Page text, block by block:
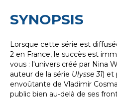
SYNOPSIS
Lorsque cette série est
2 en France, le succès est
vous : l'univers créé par Nina
auteur de la série Ulysse 31) et
envoûtante de Vladimir
public bien au-delà de ses